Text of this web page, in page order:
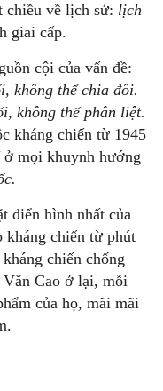
chiều về lịch sử: lịch
giai cấp.
cội của vấn đề:
không thể chia đôi.
không thể phân liệt.
kháng chiến từ 1945
ở mọi khuynh hướng
điển hình nhất của
kháng chiến từ phút
chiến chống
Văn Cao ở lại, mỗi
của họ, mãi mãi